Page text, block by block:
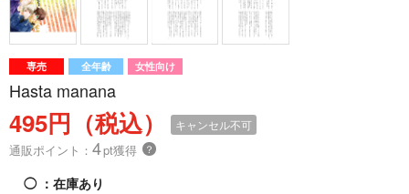
専売 全年齢 女性向け
Hasta manana
495円（税込） キャンセル不可
通販ポイント： 4pt獲得 ？
◯ ：在庫あり